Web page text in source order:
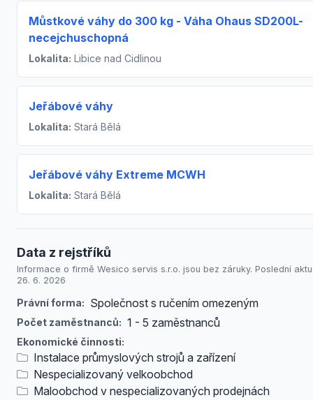
Můstkové váhy do 300 kg - Váha Ohaus SD200L-
necejchuschopná
Lokalita: Libice nad Cidlinou
Jeřábové váhy
Lokalita: Stará Bělá
Jeřábové váhy Extreme MCWH
Lokalita: Stará Bělá
Data z rejstříků
Informace o firmě Wesico servis s.r.o. jsou bez záruky. Poslední
26. 6. 2026
Právní forma: Společnost s ručením omezeným
Počet zaměstnanců: 1 - 5 zaměstnanců
Ekonomické činnosti:
Instalace průmyslových strojů a zařízení
Nespecializovaný velkoobchod
Maloobchod v nespecializovaných prodejnách